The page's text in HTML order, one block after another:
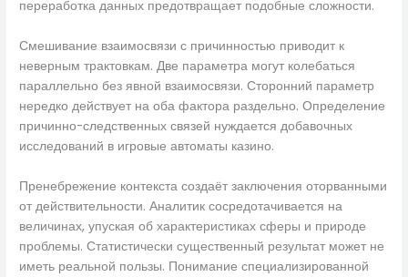
переработка данных предотвращает подобные сложности.
Смешивание взаимосвязи с причинностью приводит к
неверным трактовкам. Две параметра могут колебаться
параллельно без явной взаимосвязи. Сторонний параметр
нередко действует на оба фактора раздельно. Определение
причинно-следственных связей нуждается добавочных
исследований в игровые автоматы казино.
Пренебрежение контекста создаёт заключения оторванными
от действительности. Аналитик сосредотачивается на
величинах, упуская об характеристиках сферы и природе
проблемы. Статистически существенный результат может не
иметь реальной пользы. Понимание специализированной